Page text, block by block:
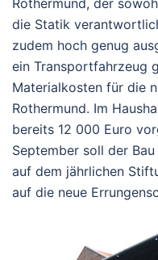
Rothermund, der
die Statik
zudem hoch genug
ein Transportfahrzeug
Materialkosten für die
Rothermund. Im
bereits 12 000 Euro
September soll der
auf dem jährlichen
auf die neue